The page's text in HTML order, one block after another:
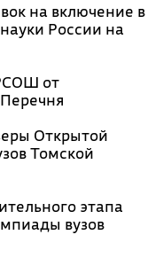
на включение в
России на
от
Открытой
Томской
этапа
вузов